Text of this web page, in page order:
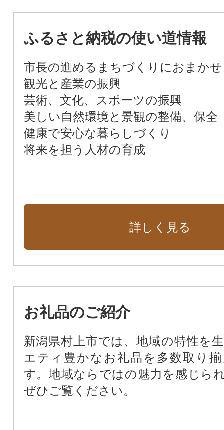
ふるさと納税の使い道情報
市長の進めるまちづくりにおまかせ
観光と産業の振興
芸術、文化、スポーツの振興
美しい自然環境と景観の整備、保全
健康で安心な暮らしづくり
将来を担う人材の育成
詳しく見る
お礼品のご紹介
新潟県村上市では、地域の特性を
エティ豊かなお礼品を多数取り
す。地域ならではの魅力を感じら
ぜひご覧ください。